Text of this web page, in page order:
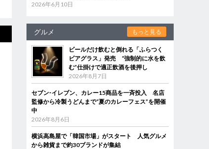
2026年6月10日
グルメ もっと見る
ビールだけ飲むと倒れる「ふらつく
ビアグラス」発売 “強制的に水を飲
む”仕掛けで適正飲酒を後押し
2026年8月7日
セブン‐イレブン、カレー15商品を一斉投入 名店
監修から冷製うどんまで“夏のカレーフェス”を開催
中
2026年8月6日
横浜高島屋で「韓国市場」がスタート 人気グルメ
から雑貨まで約30ブランドが集結